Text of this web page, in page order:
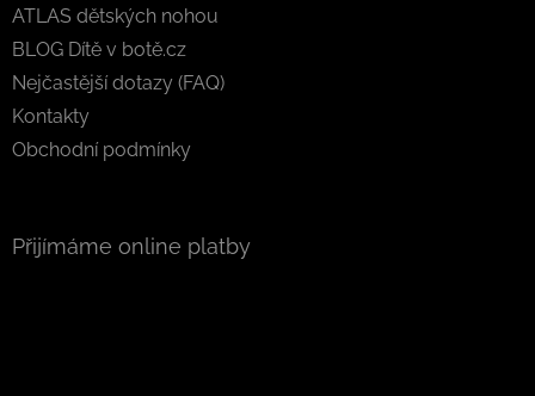
ATLAS dětských nohou
BLOG Dítě v botě.cz
Nejčastější dotazy (FAQ)
Kontakty
Obchodní podmínky
Přijímáme online platby